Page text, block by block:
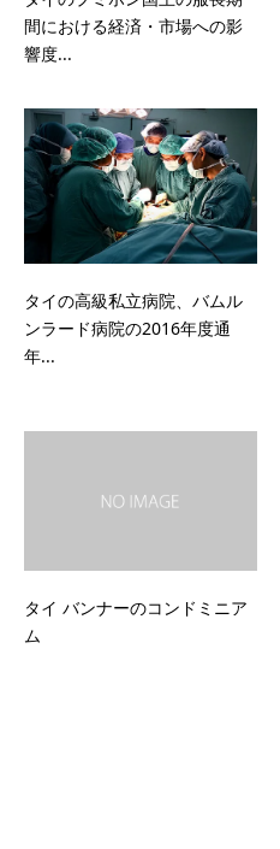
間における経済・市場への影
響度...
タイの高級私立病院、バムル
ンラード病院の2016年度通
年...
タイ バンナーのコンドミニア
ム